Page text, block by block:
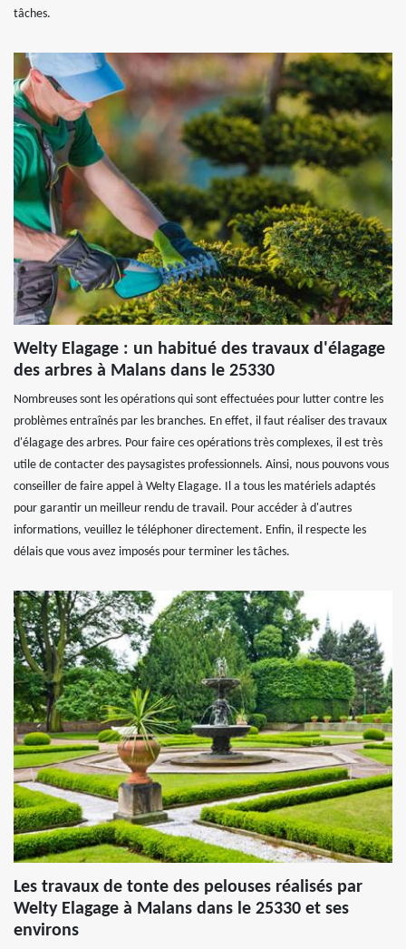
tâches.
Welty Elagage : un habitué des travaux d'élagage
des arbres à Malans dans le 25330
Nombreuses sont les opérations qui sont effectuées pour lutter contre les
problèmes entraînés par les branches. En effet, il faut réaliser des travaux
d'élagage des arbres. Pour faire ces opérations très complexes, il est très
utile de contacter des paysagistes professionnels. Ainsi, nous pouvons vous
conseiller de faire appel à Welty Elagage. Il a tous les matériels adaptés
pour garantir un meilleur rendu de travail. Pour accéder à d'autres
informations, veuillez le téléphoner directement. Enfin, il respecte les
délais que vous avez imposés pour terminer les tâches.
Les travaux de tonte des pelouses réalisés par
Welty Elagage à Malans dans le 25330 et ses
environs